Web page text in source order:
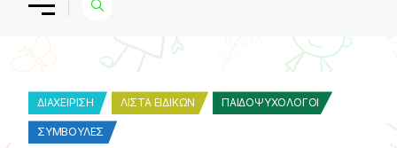
ΔΙΑΧΕΊΡΙΣΗ ΛΊΣΤΑ ΕΙΔΙΚΏΝ ΠΑΙΔΟΨΥΧΟΛΌΓΟΙ
ΣΥΜΒΟΥΛΈΣ